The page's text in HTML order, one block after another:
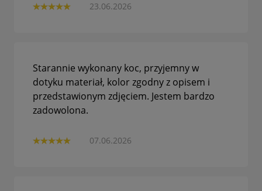
23.06.2026
07.06.2026
Starannie wykonany koc, przyjemny w
dotyku materiał, kolor zgodny z opisem i
przedstawionym zdjęciem. Jestem bardzo
zadowolona.